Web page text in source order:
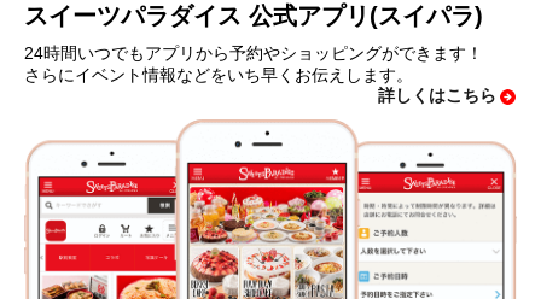
スイーツパラダイス 公式アプリ(スイパラ)
24時間いつでもアプリから予約やショッピングができます！
さらにイベント情報などをいち早くお伝えします。
詳しくはこちら